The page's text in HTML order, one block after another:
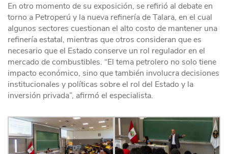
En otro momento de su exposición, se refirió al debate en
torno a Petroperú y la nueva refinería de Talara, en el cual
algunos sectores cuestionan el alto costo de mantener una
refinería estatal, mientras que otros consideran que es
necesario que el Estado conserve un rol regulador en el
mercado de combustibles. “El tema petrolero no solo tiene
impacto económico, sino que también involucra decisiones
institucionales y políticas sobre el rol del Estado y la
inversión privada”, afirmó el especialista.